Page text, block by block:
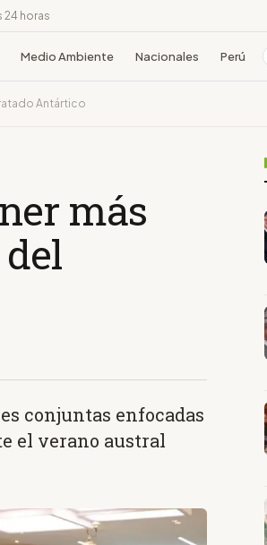
24 horas
Medio Ambiente Nacionales Perú
Antártico
más
conjuntas enfocadas
el verano austral